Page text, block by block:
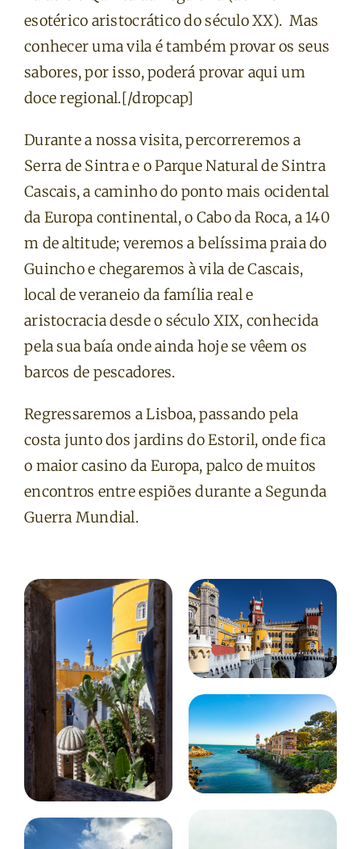
esotérico aristocrático do século XX). Mas
conhecer uma vila é também provar os seus
sabores, por isso, poderá provar aqui um
doce regional.[/dropcap]
Durante a nossa visita, percorreremos a
Serra de Sintra e o Parque Natural de Sintra
Cascais, a caminho do ponto mais ocidental
da Europa continental, o Cabo da Roca, a 140
m de altitude; veremos a belíssima praia do
Guincho e chegaremos à vila de Cascais,
local de veraneio da família real e
aristocracia desde o século XIX, conhecida
pela sua baía onde ainda hoje se vêem os
barcos de pescadores.
Regressaremos a Lisboa, passando pela
costa junto dos jardins do Estoril, onde fica
o maior casino da Europa, palco de muitos
encontros entre espiões durante a Segunda
Guerra Mundial.